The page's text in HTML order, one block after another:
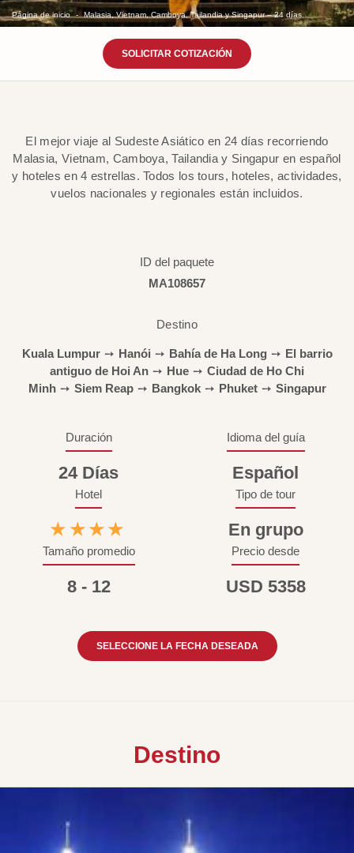
Página de inicio Malasia, Vietnam, Camboya, Tailandia y Singapur – 24 días.
SOLICITAR COTIZACIÓN
El mejor viaje al Sudeste Asiático en 24 días recorriendo
Malasia, Vietnam, Camboya, Tailandia y Singapur en español
y hoteles en 4 estrellas. Todos los tours, hoteles, actividades,
vuelos nacionales y regionales están incluidos.
ID del paquete
MA108657
Destino
Kuala Lumpur ➙ Hanói ➙ Bahía de Ha Long ➙ El barrio
antiguo de Hoi An ➙ Hue ➙ Ciudad de Ho Chi
Minh ➙ Siem Reap ➙ Bangkok ➙ Phuket ➙ Singapur
Duración
24 Días
Idioma del guía
Español
Hotel
★★★★
Tipo de tour
En grupo
Tamaño promedio
8 - 12
Precio desde
USD 5358
SELECCIONE LA FECHA DESEADA
Destino